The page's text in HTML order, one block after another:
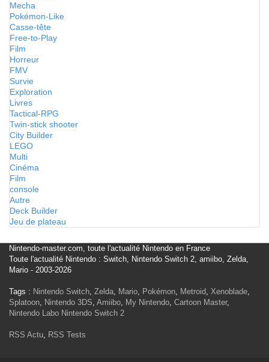
Mecha
Pokémon-Like
Casse-tête
Free-to-Play
Film
Horreur
FMV
Survie
Exploration
Livres
Tactical-RPG
Twin-stick shooter
City Builder
LEGO
Multi
Cinéma
Film
console
Autre
Deck Builder
Jeu de plateau
Nintendo-master.com, toute l'actualité Nintendo en France
Toute l'actualité Nintendo : Switch, Nintendo Switch 2, amiibo, Zelda,
Mario - 2003-2026
Tags : Nintendo Switch, Zelda, Mario, Pokémon, Metroid, Xenoblade,
Splatoon, Nintendo 3DS, Amiibo, My Nintendo, Cartoon Master,
Nintendo Labo Nintendo Switch 2
RSS Actu, RSS Tests